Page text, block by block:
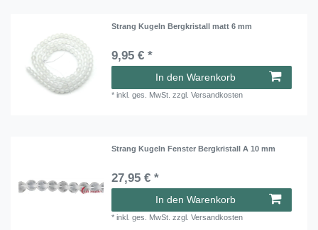
Strang Kugeln Bergkristall matt 6 mm
9,95 € *
In den Warenkorb
*inkl. ges. MwSt. zzgl.Versandkosten
Strang Kugeln Fenster Bergkristall A 10 mm
27,95 € *
In den Warenkorb
*inkl. ges. MwSt. zzgl.Versandkosten